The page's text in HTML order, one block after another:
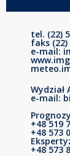
tel. (22)
faks (22)
e-mail:
Wydział
e-mail:
+48 519
+48 573
+48 573